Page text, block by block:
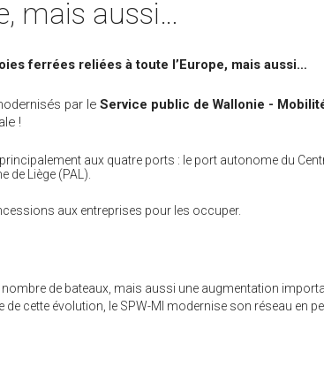
mais aussi…
ferrées reliées à toute l’Europe, mais aussi…
par le Service public de Wallonie -
!
aux quatre ports : le port autonome du
Liège (PAL).
aux entreprises pour les occuper.
de bateaux, mais aussi une augmentation
cette évolution, le SPW-MI modernise son réseau en